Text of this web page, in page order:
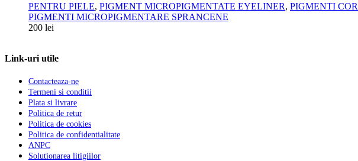
PENTRU PIELE, PIGMENT MICROPIGMENTATE EYELINER, PIGMENTI
PIGMENTI MICROPIGMENTARE SPRANCENE
200 lei
Link-uri utile
Contacteaza-ne
Termeni si conditii
Plata si livrare
Politica de retur
Politica de cookies
Politica de confidentialitate
ANPC
Solutionarea litigiilor